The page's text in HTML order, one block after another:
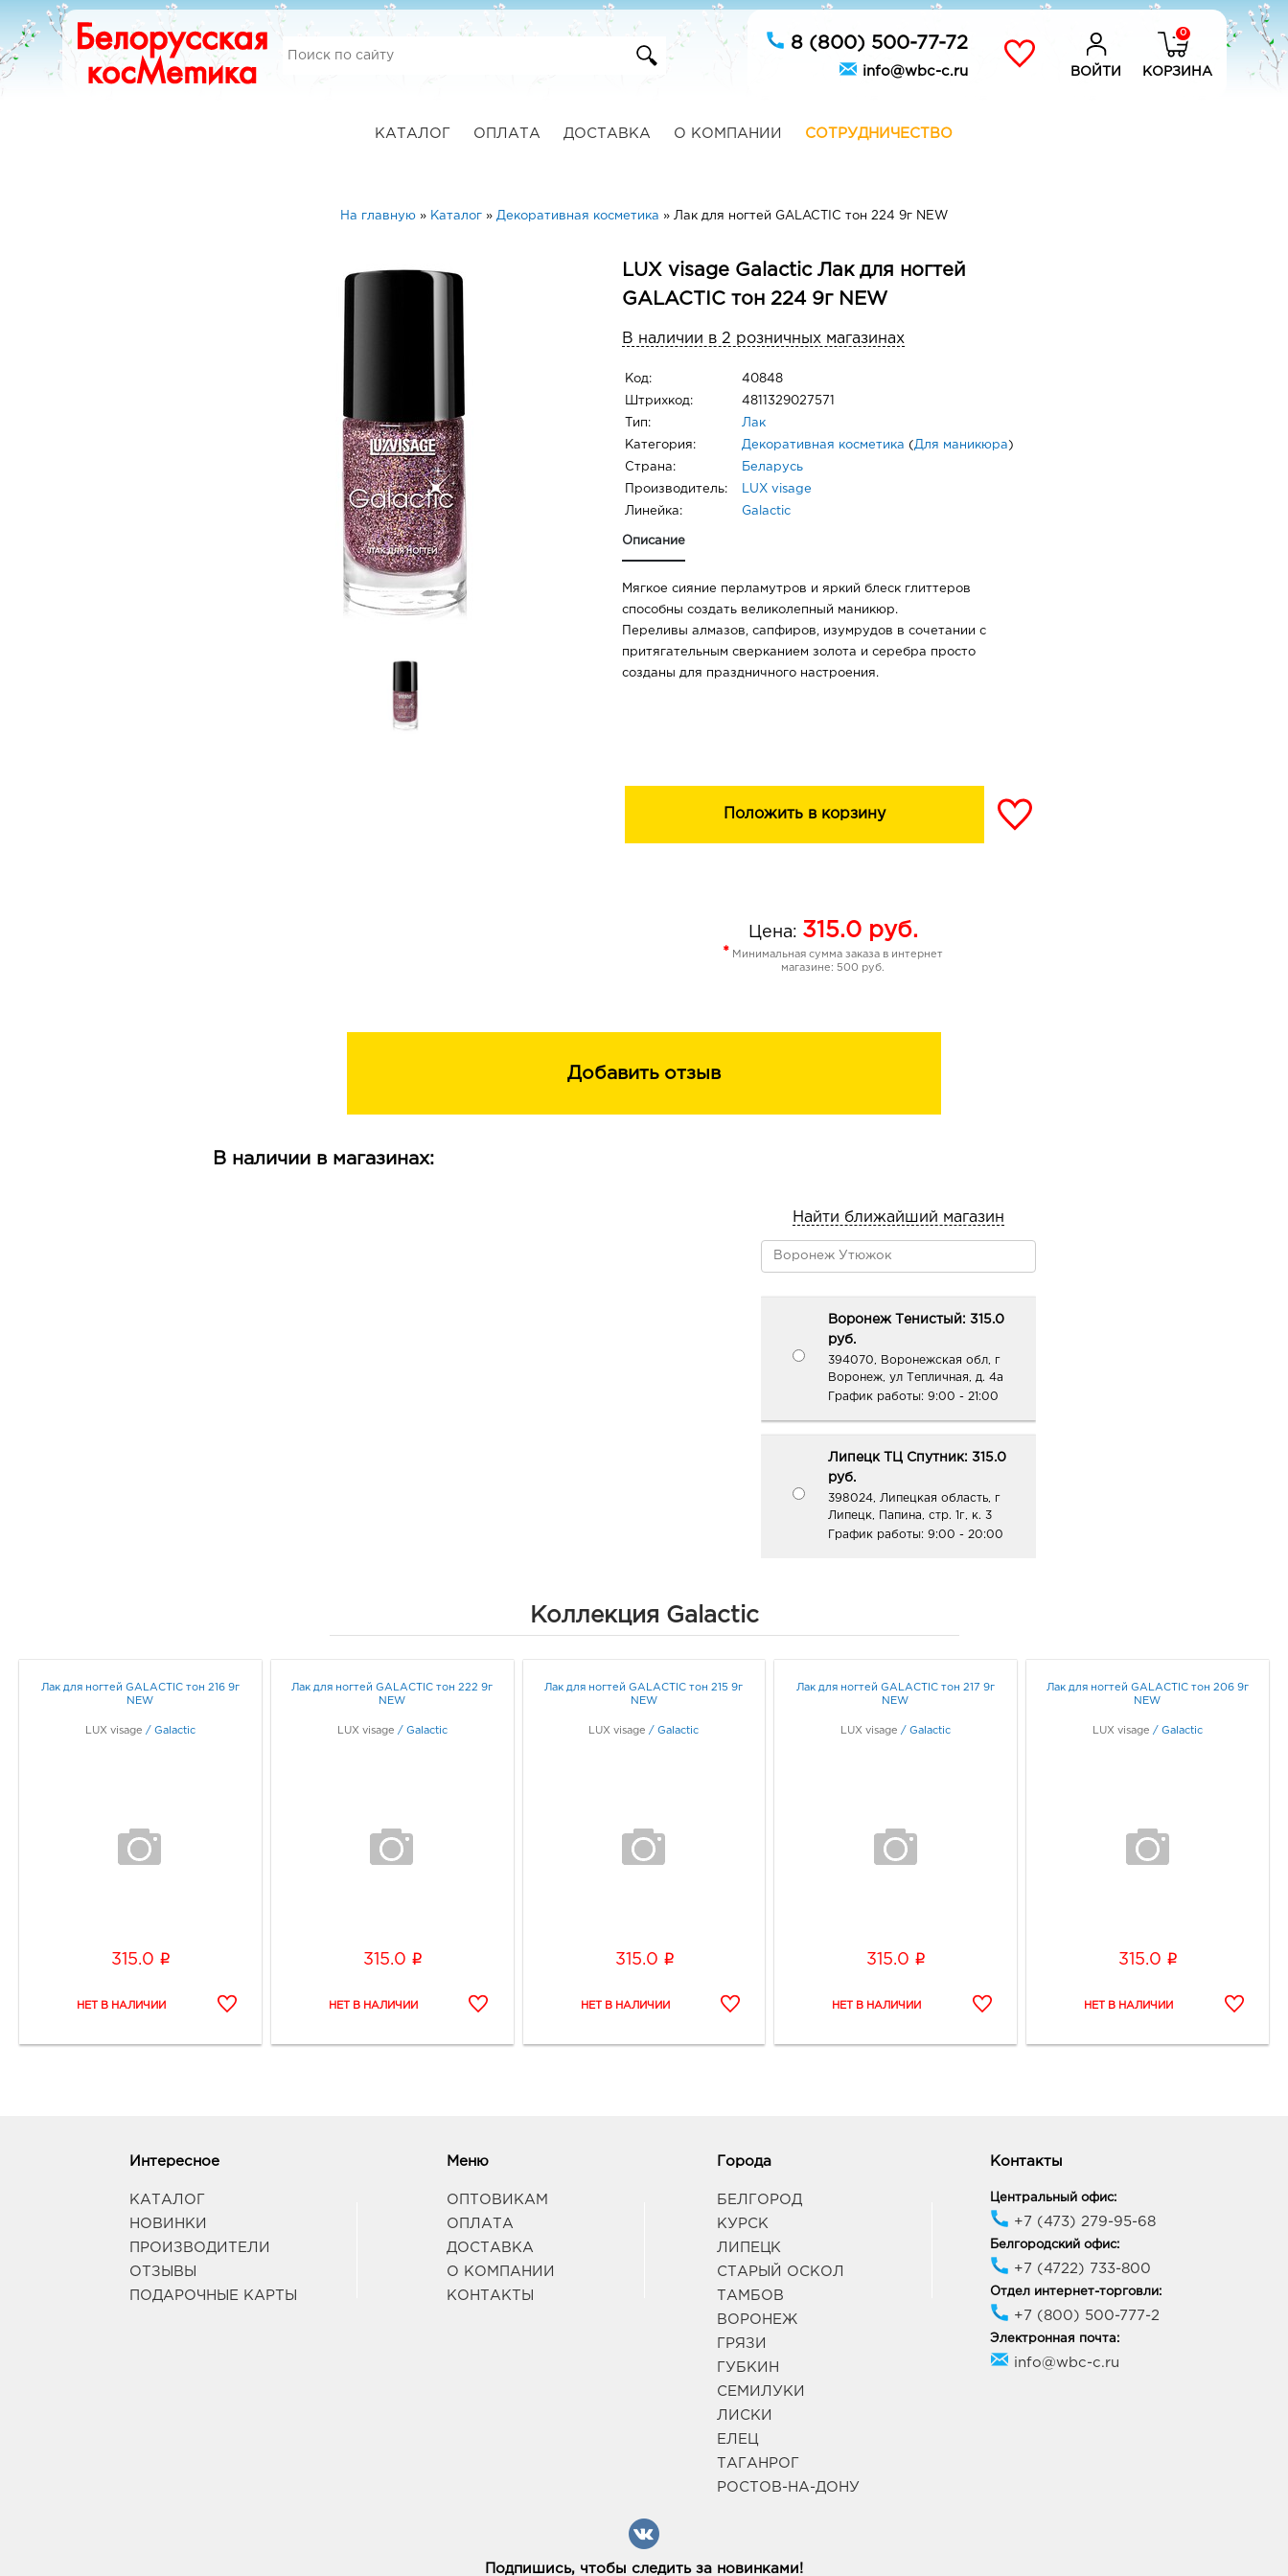
8 (800) 500-77-72
info@wbc-c.ru ВОЙТИ
0
КОРЗИНА
КАТАЛОГ ОПЛАТА ДОСТАВКА О КОМПАНИИ СОТРУДНИЧЕСТВО
На главную » Каталог » Декоративная косметика » Лак для ногтей GALACTIC тон 224 9г NEW
LUX visage Galactic Лак для ногтей
GALACTIC тон 224 9г NEW
В наличии в 2 розничных магазинах
Код: 40848
Штрихкод: 4811329027571
Тип: Лак
Категория: Декоративная косметика ( Для маникюра )
Страна: Беларусь
Производитель: LUX visage
Линейка: Galactic
Описание
Мягкое сияние перламутров и яркий блеск глиттеров
способны создать великолепный маникюр.
Переливы алмазов, сапфиров, изумрудов в сочетании с
притягательным сверканием золота и серебра просто
созданы для праздничного настроения.
Положить в корзину
Цена: 315.0руб.
* Минимальная сумма заказа в интернет
магазине: 500 руб.
Добавить отзыв
В наличии в магазинах:
Найти ближайший магазин
Воронеж Тенистый: 315.0
руб.
394070, Воронежская обл, г
Воронеж, ул Тепличная, д. 4а
График работы: 9:00 - 21:00
Липецк ТЦ Спутник: 315.0
руб.
398024, Липецкая область, г
Липецк, Папина, стр. 1г, к. 3
График работы: 9:00 - 20:00
Коллекция Galactic
Лак для ногтей GALACTIC тон 216 9г
NEW
LUX visage / Galactic
315.0 i
Лак для ногтей GALACTIC тон 222 9г
NEW
LUX visage / Galactic
315.0 i
Лак для ногтей GALACTIC тон 215 9г
NEW
LUX visage /Galactic
315.0 i
Лак для ногтей GALACTIC тон 217 9г
NEW
LUX visage /Galactic
315.0 i
Лак для ногтей GALACTIC тон 206 9г
NEW
LUX visage /Galactic
315.0 i
Интересное
КАТАЛОГ
НОВИНКИ
ПРОИЗВОДИТЕЛИ
ОТЗЫВЫ
ПОДАРОЧНЫЕ КАРТЫ
Меню
ОПТОВИКАМ
ОПЛАТА
ДОСТАВКА
О КОМПАНИИ
КОНТАКТЫ
Города
БЕЛГОРОД
КУРСК
ЛИПЕЦК
СТАРЫЙ ОСКОЛ
ТАМБОВ
ВОРОНЕЖ
ГРЯЗИ
ГУБКИН
СЕМИЛУКИ
ЛИСКИ
ЕЛЕЦ
ТАГАНРОГ
РОСТОВ-НА-ДОНУ
Контакты
Центральный офис:
+7 (473) 279-95-68
Белгородский офис:
+7 (4722) 733-800
Отдел интернет-торговли:
+7 (800) 500-777-2
Электронная почта:
info@wbc-c.ru
Подпишись, чтобы следить за новинками!